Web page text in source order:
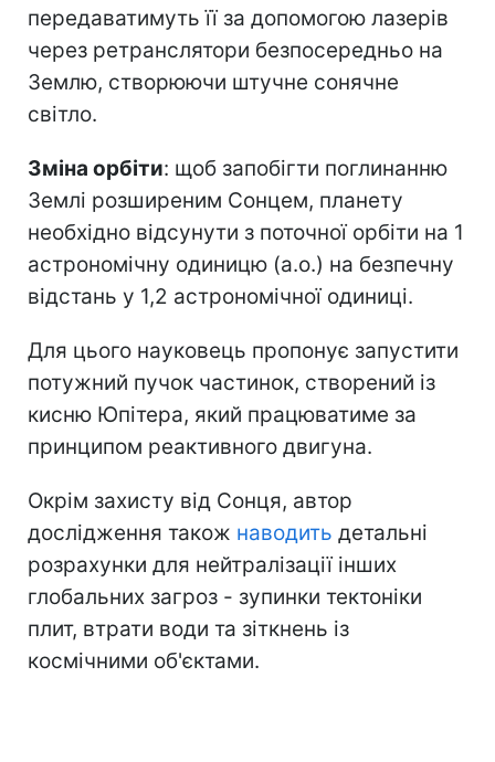
передаватимуть її за допомогою лазерів
через ретранслятори безпосередньо на
Землю, створюючи штучне сонячне
світло.
Зміна орбіти: щоб запобігти поглинанню
Землі розширеним Сонцем, планету
необхідно відсунути з поточної орбіти на 1
астрономічну одиницю (а.о.) на безпечну
відстань у 1,2 астрономічної одиниці.
Для цього науковець пропонує запустити
потужний пучок частинок, створений із
кисню Юпітера, який працюватиме за
принципом реактивного двигуна.
Окрім захисту від Сонця, автор
дослідження також наводить детальні
розрахунки для нейтралізації інших
глобальних загроз - зупинки тектоніки
плит, втрати води та зіткнень із
космічними об'єктами.